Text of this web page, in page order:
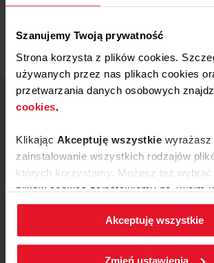
Szanujemy Twoją prywatność
Strona korzysta z plików cookies.
używanych przez nas plikach cookies
przetwarzania danych osobowych
cookies.
Klikając Akceptuję wszystkie wyrażasz
zainstalowanie wszystkich rodzajów
których korzystamy. Możesz też wybrać
plików cookies zainstalujemy na Twoim
klikającZmień ustawienia.
W każdej chwili możesz zmienić
ustawienia plików cookies wchodząc w
Akceptuję wszystkie
Zmień ustawienia
ul. Mickiewicza 52, 64-510